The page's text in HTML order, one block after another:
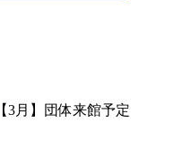
【3月】団体来館予定